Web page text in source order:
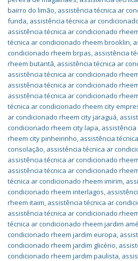
bairro do limão, assistência técnica ar
funda, assistência técnica ar
assistência técnica ar condicionado
técnica ar condicionado rheem brooklin,
condicionado rheem brpas, assistência
rheem butantã, assistência técnica ar
assistência técnica ar condicionado
assistência técnica ar condicionado
assistência técnica ar condicionado
técnica ar condicionado rheem city
ar condicionado rheem city jaraguá,
condicionado rheem city lapa,
rheem city pinheirinho, assistência
consolação, assistência técnica ar
assistência técnica ar condicionado
assistência técnica ar condicionado
técnica ar condicionado rheem imirim,
condicionado rheem interlagos,
rheem itaim, assistência técnica ar
assistência técnica ar condicionado
técnica ar condicionado rheem jardim
condicionado rheem jardim europa,
condicionado rheem jardim glicério,
condicionado rheem jardim paulista,